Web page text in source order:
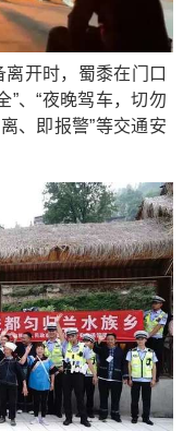
开时，蜀黍在门口
”、“夜晚驾车，切勿
、即报警”等交通安